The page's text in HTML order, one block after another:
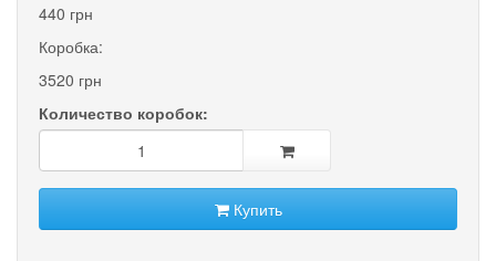
440 грн
Коробка:
3520 грн
Количество коробок:
Купить